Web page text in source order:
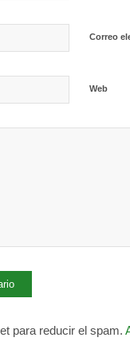
Correo
Web
para reducir el spam.